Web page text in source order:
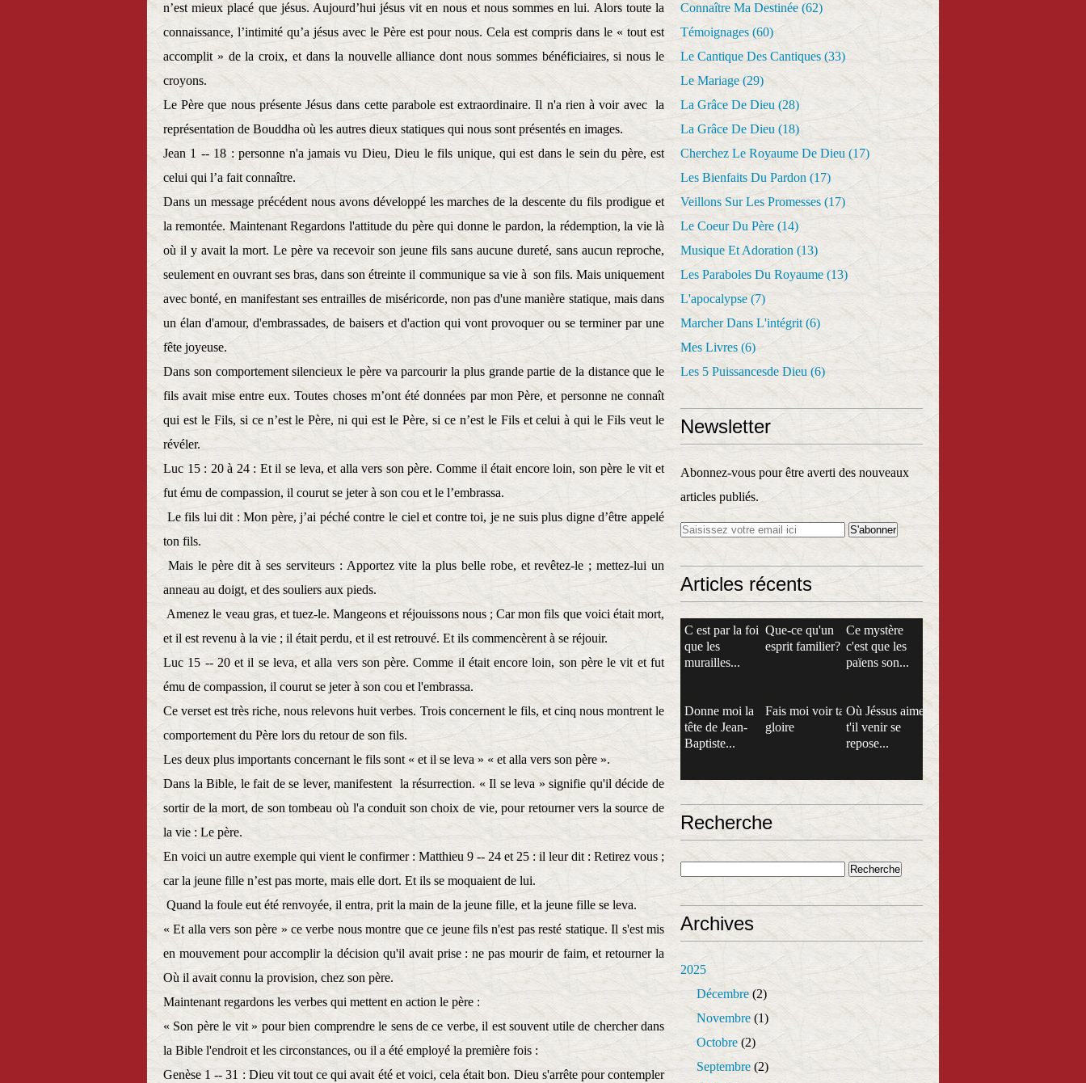
n’est mieux placé que jésus. Aujourd’hui jésus vit en nous et nous sommes en lui. Alors toute la
connaissance, l’intimité qu’a jésus avec le Père est pour nous. Cela est compris dans le « tout est
accomplit » de la croix, et dans la nouvelle alliance dont nous sommes bénéficiaires, si nous le
croyons.
Le Père que nous présente Jésus dans cette parabole est extraordinaire. Il n'a rien à voir avec la
représentation de Bouddha où les autres dieux statiques qui nous sont présentés en images.
Jean 1 -- 18 : personne n'a jamais vu Dieu, Dieu le fils unique, qui est dans le sein du père, est
celui qui l’a fait connaître.
Dans un message précédent nous avons développé les marches de la descente du fils prodigue et
la remontée. Maintenant Regardons l'attitude du père qui donne le pardon, la rédemption, la vie là
où il y avait la mort. Le père va recevoir son jeune fils sans aucune dureté, sans aucun reproche,
seulement en ouvrant ses bras, dans son étreinte il communique sa vie à son fils. Mais uniquement
avec bonté, en manifestant ses entrailles de miséricorde, non pas d'une manière statique, mais dans
un élan d'amour, d'embrassades, de baisers et d'action qui vont provoquer ou se terminer par une
fête joyeuse.
Dans son comportement silencieux le père va parcourir la plus grande partie de la distance que le
fils avait mise entre eux. Toutes choses m’ont été données par mon Père, et personne ne connaît
qui est le Fils, si ce n’est le Père, ni qui est le Père, si ce n’est le Fils et celui à qui le Fils veut le
révéler.
Luc 15 : 20 à 24 : Et il se leva, et alla vers son père. Comme il était encore loin, son père le vit et
fut ému de compassion, il courut se jeter à son cou et le l’embrassa.
Le fils lui dit : Mon père, j’ai péché contre le ciel et contre toi, je ne suis plus digne d’être appelé
ton fils.
Mais le père dit à ses serviteurs : Apportez vite la plus belle robe, et revêtez-le ; mettez-lui un
anneau au doigt, et des souliers aux pieds.
Amenez le veau gras, et tuez-le. Mangeons et réjouissons nous ; Car mon fils que voici était mort,
et il est revenu à la vie ; il était perdu, et il est retrouvé. Et ils commencèrent à se réjouir.
Luc 15 -- 20 et il se leva, et alla vers son père. Comme il était encore loin, son père le vit et fut
ému de compassion, il courut se jeter à son cou et l'embrassa.
Ce verset est très riche, nous relevons huit verbes. Trois concernent le fils, et cinq nous montrent le
comportement du Père lors du retour de son fils.
Les deux plus importants concernant le fils sont « et il se leva » « et alla vers son père ».
Dans la Bible, le fait de se lever, manifestent la résurrection. « Il se leva » signifie qu'il décide de
sortir de la mort, de son tombeau où l'a conduit son choix de vie, pour retourner vers la source de
la vie : Le père.
En voici un autre exemple qui vient le confirmer : Matthieu 9 -- 24 et 25 : il leur dit : Retirez vous ;
car la jeune fille n’est pas morte, mais elle dort. Et ils se moquaient de lui.
Quand la foule eut été renvoyée, il entra, prit la main de la jeune fille, et la jeune fille se leva.
« Et alla vers son père » ce verbe nous montre que ce jeune fils n'est pas resté statique. Il s'est mis
en mouvement pour accomplir la décision qu'il avait prise : ne pas mourir de faim, et retourner la
Où il avait connu la provision, chez son père.
Maintenant regardons les verbes qui mettent en action le père :
« Son père le vit » pour bien comprendre le sens de ce verbe, il est souvent utile de chercher dans
la Bible l'endroit et les circonstances, ou il a été employé la première fois :
Genèse 1 -- 31 : Dieu vit tout ce qui avait été et voici, cela était bon. Dieu s'arrête pour contempler
Connaître Ma Destinée (62)
Témoignages (60)
Le Cantique Des Cantiques (33)
Le Mariage (29)
La Grâce De Dieu (28)
La Grâce De Dieu (18)
Cherchez Le Royaume De Dieu (17)
Les Bienfaits Du Pardon (17)
Veillons Sur Les Promesses (17)
Le Coeur Du Père (14)
Musique Et Adoration (13)
Les Paraboles Du Royaume (13)
L'apocalypse (7)
Marcher Dans L'intégrit (6)
Mes Livres (6)
Les 5 Puissancesde Dieu (6)
Newsletter
Abonnez-vous pour être averti des nouveaux
articles publiés.
Articles récents
C est par la foi
que les
murailles...
Que-ce qu'un
esprit familier?
Ce mystère
c'est que les
païens son...
Donne moi la
tête de Jean-
Baptiste...
Fais moi voir ta
gloire
Où Jéssus aime
t'il venir se
repose...
Recherche
Archives
2025
Décembre (2)
Novembre (1)
Octobre (2)
Septembre (2)